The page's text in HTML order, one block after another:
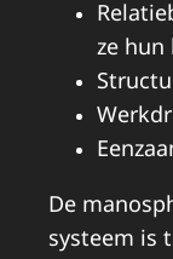
ze
De
systeem is